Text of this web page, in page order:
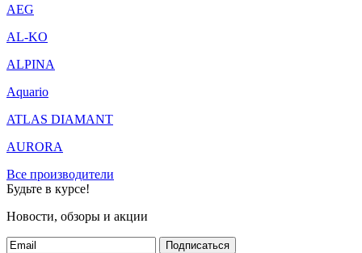
AEG
AL-KO
ALPINA
Aquario
ATLAS DIAMANT
AURORA
Все производители
Будьте в курсе!
Новости, обзоры и акции
Подписаться